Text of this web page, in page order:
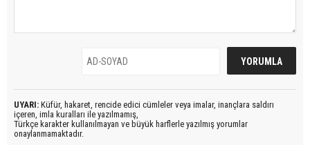
UYARI: Küfür, hakaret, rencide edici cümleler veya imalar, inançlara saldırı
içeren, imla kuralları ile yazılmamış,
Türkçe karakter kullanılmayan ve büyük harflerle yazılmış yorumlar
onaylanmamaktadır.